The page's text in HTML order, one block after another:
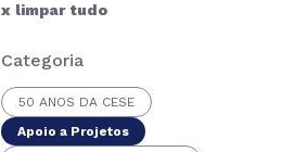
x limpar tudo
Categoria
50 ANOS DA CESE
Apoio a Projetos